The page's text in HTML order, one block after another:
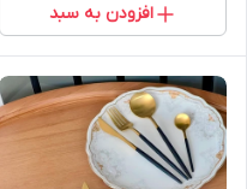
افزودن به سبد